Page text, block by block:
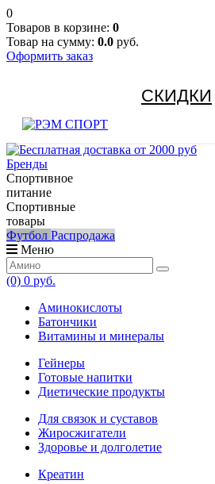
0
Товаров в корзине: 0
Товар на сумму: 0.0 руб.
Оформить заказ
СКИДКИ
Бренды
Спортивное
питание
Спортивные
товары
Футбол Распродажа
Меню
(0) 0 руб.
Аминокислоты
Батончики
Витамины и минералы
Гейнеры
Готовые напитки
Диетические продукты
Для связок и суставов
Жиросжигатели
Здоровье и долголетие
Креатин